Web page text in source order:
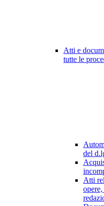
Atti e
tutte le
del
Atti